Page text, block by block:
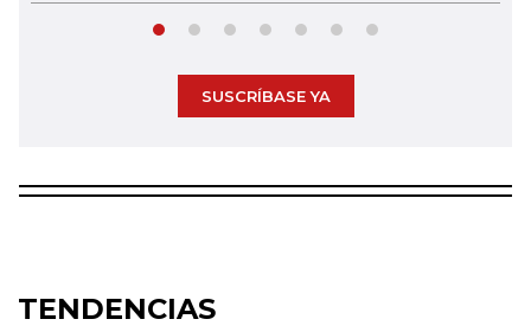
SUSCRÍBASE YA
TENDENCIAS